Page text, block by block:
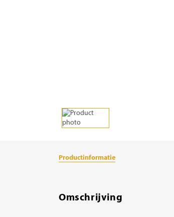
Productinformatie
Omschrijving